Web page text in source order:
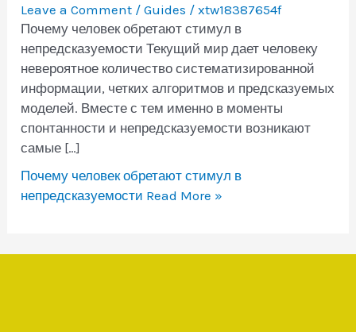
Leave a Comment /Guides /xtw18387654f
Почему человек обретают стимул в
непредсказуемости Текущий мир дает человеку
невероятное количество систематизированной
информации, четких алгоритмов и предсказуемых
моделей. Вместе с тем именно в моменты
спонтанности и непредсказуемости возникают
самые […]
Почему человек обретают стимул в
непредсказуемости Read More »